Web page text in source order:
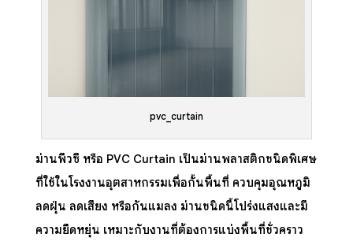
pvc_curtain
ม่านพีวีซี หรือ PVC Curtain เป็นม่านพลาสติกชนิดพิเศษ
ที่ใช้ในโรงงานอุตสาหกรรมเพื่อกั้นพื้นที่ ควบคุมอุณหภูมิ
ลดฝุ่น ลดเสียง หรือกันแมลง ม่านชนิดนี้โปร่งแสงและมี
ความยืดหยุ่น เหมาะกับงานที่ต้องการแบ่งพื้นที่ชั่วคราว